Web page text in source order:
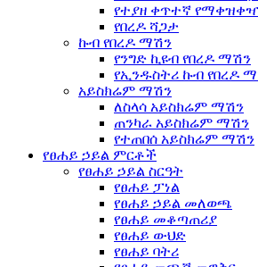
የተያዘ ቀጥተኛ
የበረዶ ሻጋታ
ኩብ የበረዶ ማሽን
የንግድ ኪዩብ የበረዶ ማሽን
የኢንዱስትሪ ኩብ የበረዶ
አይስክሬም ማሽን
ለስላሳ አይስክሬም ማሽን
ጠንካራ አይስክሬም ማሽን
የተጠበሰ አይስክሬም ማሽን
የፀሐይ ኃይል ምርቶች
የፀሐይ ኃይል ስርዓት
የፀሐይ ፓነል
የፀሐይ ኃይል መለወጫ
የፀሐይ መቆጣጠሪያ
የፀሐይ ውህድ
የፀሐይ ባትሪ